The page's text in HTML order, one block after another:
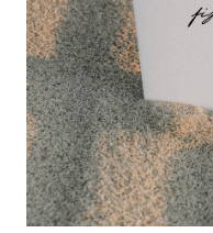
is, zodat het
samenstelling
De basis van het
werd in de jaren
Korea. Er is een
welke de spieren in
zonder daarbij de